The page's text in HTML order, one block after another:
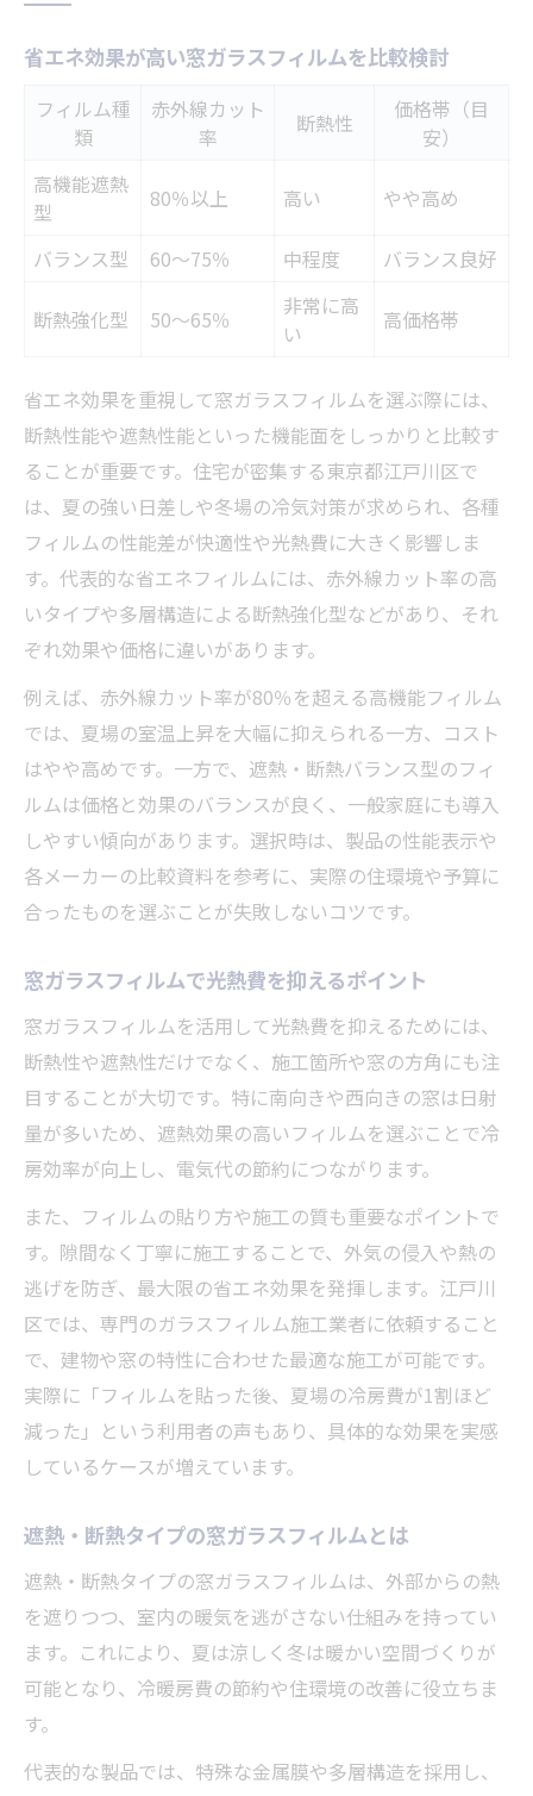
省エネ効果が高い窓ガラスフィルムを比較検討
フィルム種
類
赤外線カット
率
断熱性
価格帯（目
安）
高機能遮熱
型
80％以上 高い やや高め
バランス型 60～75％ 中程度 バランス良好
断熱強化型 50～65％
非常に高
い
高価格帯
省エネ効果を重視して窓ガラスフィルムを選ぶ際には、
断熱性能や遮熱性能といった機能面をしっかりと比較す
ることが重要です。住宅が密集する東京都江戸川区で
は、夏の強い日差しや冬場の冷気対策が求められ、各種
フィルムの性能差が快適性や光熱費に大きく影響しま
す。代表的な省エネフィルムには、赤外線カット率の高
いタイプや多層構造による断熱強化型などがあり、それ
ぞれ効果や価格に違いがあります。
例えば、赤外線カット率が80％を超える高機能フィルム
では、夏場の室温上昇を大幅に抑えられる一方、コスト
はやや高めです。一方で、遮熱・断熱バランス型のフィ
ルムは価格と効果のバランスが良く、一般家庭にも導入
しやすい傾向があります。選択時は、製品の性能表示や
各メーカーの比較資料を参考に、実際の住環境や予算に
合ったものを選ぶことが失敗しないコツです。
窓ガラスフィルムで光熱費を抑えるポイント
窓ガラスフィルムを活用して光熱費を抑えるためには、
断熱性や遮熱性だけでなく、施工箇所や窓の方角にも注
目することが大切です。特に南向きや西向きの窓は日射
量が多いため、遮熱効果の高いフィルムを選ぶことで冷
房効率が向上し、電気代の節約につながります。
また、フィルムの貼り方や施工の質も重要なポイントで
す。隙間なく丁寧に施工することで、外気の侵入や熱の
逃げを防ぎ、最大限の省エネ効果を発揮します。江戸川
区では、専門のガラスフィルム施工業者に依頼すること
で、建物や窓の特性に合わせた最適な施工が可能です。
実際に「フィルムを貼った後、夏場の冷房費が1割ほど
減った」という利用者の声もあり、具体的な効果を実感
しているケースが増えています。
遮熱・断熱タイプの窓ガラスフィルムとは
遮熱・断熱タイプの窓ガラスフィルムは、外部からの熱
を遮りつつ、室内の暖気を逃がさない仕組みを持ってい
ます。これにより、夏は涼しく冬は暖かい空間づくりが
可能となり、冷暖房費の節約や住環境の改善に役立ちま
す。
代表的な製品では、特殊な金属膜や多層構造を採用し、